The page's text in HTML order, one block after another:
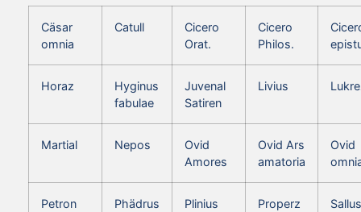
Cäsar
omnia
Catull
Cicero
Orat.
Cicero
Philos.
Horaz
Hyginus
fabulae
Juvenal
Satiren
Livius
Martial Nepos
Ovid
Amores
Ovid Ars
amatoria
Ovid
Petron
Phädrus
Plinius
Properz